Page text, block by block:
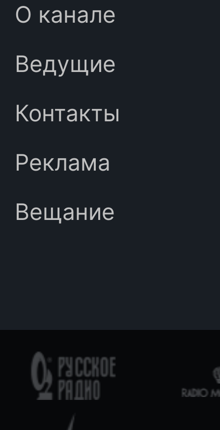
О канале
Ведущие
Контакты
Реклама
Вещание